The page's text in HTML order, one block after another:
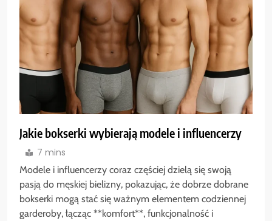
Jakie bokserki wybierają modele i influencerzy
7 mins
Modele i influencerzy coraz częściej dzielą się swoją
pasją do męskiej bielizny, pokazując, że dobrze dobrane
bokserki mogą stać się ważnym elementem codziennej
garderoby, łącząc **komfort**, funkcjonalność i